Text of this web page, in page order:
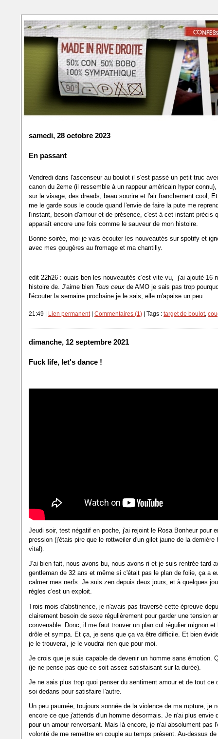
samedi, 28 octobre 2023
En passant
Vendredi dans l'ascenseur au boulot il s'est passé un petit truc
canon du 2eme (il ressemble à un rappeur américain hyper
sur le visage, des dreads, beau sourire et l'air franchement cool,
me le garde sous le coude quand l'envie de faire la pute me
l'instant, besoin d'amour et de présence, c'est à cet instant précis
apparaît encore une fois comme le sauveur de mon histoire.
Bonne soirée, moi je vais écouter les nouveautés sur spotify et
avec mes gougères au fromage et ma chantilly.
edit 22h26 : ouais ben les nouveautés c'est vite vu, j'ai ajouté 16
histoire de. J'aime bien Tous ceux de AMO je sais pas trop
l'écouter la semaine prochaine je le sais, elle m'apaise un peu.
21:49 | Lien permanent | Commentaires (1) | Tags : target de boulot
dimanche, 12 septembre 2021
Fuck life, let's dance !
Jeudi soir, test négatif en poche, j'ai rejoint le Rosa Bonheur pour
pression (j'étais pire que le rottweiler d'un gilet jaune de la dernière
vital).
J'ai bien fait, nous avons bu, nous avons ri et je suis rentrée tard
gentleman de 32 ans et même si c'était pas le plan de folie, ça a
calmer mes nerfs. Je suis zen depuis deux jours, et à quelques
règles c'est un exploit.
Trois mois d'abstinence, je n'avais pas traversé cette épreuve
clairement besoin de sexe régulièrement pour garder une tension
convenable. Donc, il me faut trouver un plan cul régulier mignon et
drôle et sympa. Et ça, je sens que ça va être difficile. Et bien
je le trouverai, je le voudrai rien que pour moi.
Je crois que je suis capable de devenir un homme sans émotion.
(je ne pense pas que ce soit assez satisfaisant sur la durée).
Je ne sais plus trop quoi penser du sentiment amour et de tout ce
soi dedans pour satisfaire l'autre.
Un peu paumée, toujours sonnée de la violence de ma rupture, je
encore ce que j'attends d'un homme désormais. Je n'ai plus envie
pour un amour renversant. Mais là encore, je n'ai absolument pas
volonté de me remettre en couple au temps présent. Au-dessus